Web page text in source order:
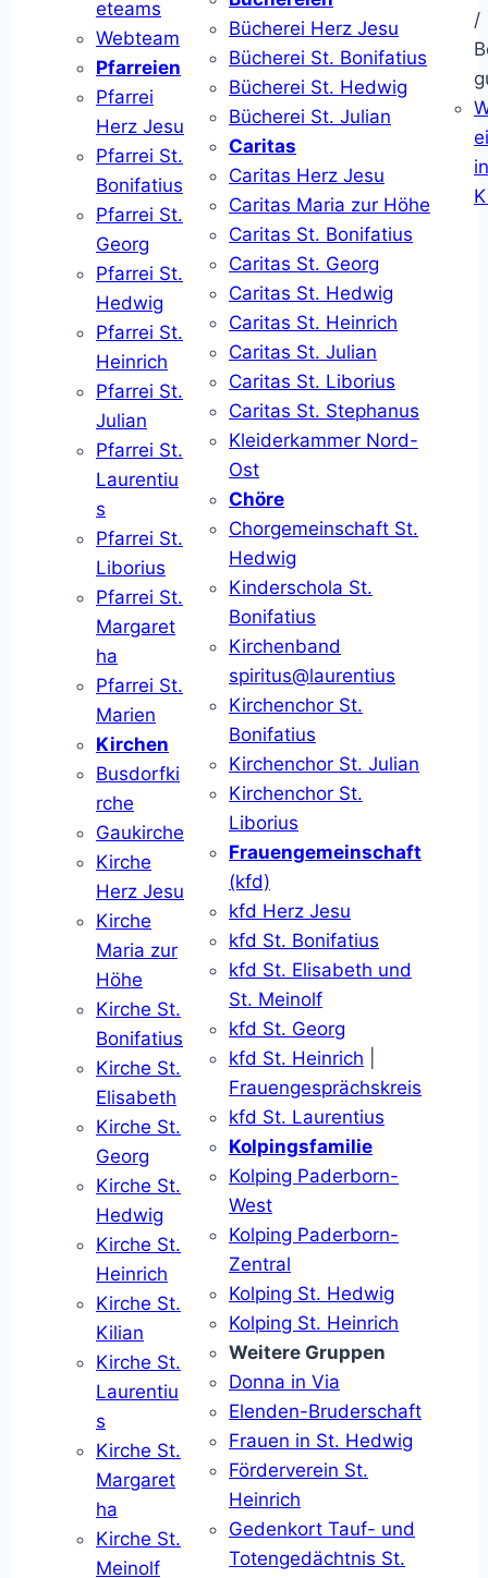
eteams
Webteam
Pfarreien
Pfarrei
Herz Jesu
Pfarrei St.
Bonifatius
Pfarrei St.
Georg
Pfarrei St.
Hedwig
Pfarrei St.
Heinrich
Pfarrei St.
Julian
Pfarrei St.
Laurentiu
s
Pfarrei St.
Liborius
Pfarrei St.
Margaret
ha
Pfarrei St.
Marien
Kirchen
Busdorfki
rche
Gaukirche
Kirche
Herz Jesu
Kirche
Maria zur
Höhe
Kirche St.
Bonifatius
Kirche St.
Elisabeth
Kirche St.
Georg
Kirche St.
Hedwig
Kirche St.
Heinrich
Kirche St.
Kilian
Kirche St.
Laurentiu
s
Kirche St.
Margaret
ha
Kirche St.
Meinolf
Bücherei Herz Jesu
Bücherei St. Bonifatius
Bücherei St. Hedwig
Bücherei St. Julian
Caritas
Caritas Herz Jesu
Caritas Maria zur Höhe
Caritas St. Bonifatius
Caritas St. Georg
Caritas St. Hedwig
Caritas St. Heinrich
Caritas St. Julian
Caritas St. Liborius
Caritas St. Stephanus
Kleiderkammer Nord-
Ost
Chöre
Chorgemeinschaft St.
Hedwig
Kinderschola St.
Bonifatius
Kirchenband
spiritus@laurentius
Kirchenchor St.
Bonifatius
Kirchenchor St. Julian
Kirchenchor St.
Liborius
Frauengemeinschaft
(kfd)
kfd Herz Jesu
kfd St. Bonifatius
kfd St. Elisabeth und
St. Meinolf
kfd St. Georg
kfd St. Heinrich
Frauengesprächskreis
kfd St. Laurentius
Kolpingsfamilie
Kolping Paderborn-
West
Kolping Paderborn-
Zentral
Kolping St. Hedwig
Kolping St. Heinrich
Weitere Gruppen
Donna in Via
Elenden-Bruderschaft
Frauen in St. Hedwig
Förderverein St.
Heinrich
Gedenkort Tauf- und
Totengedächtnis St.
/